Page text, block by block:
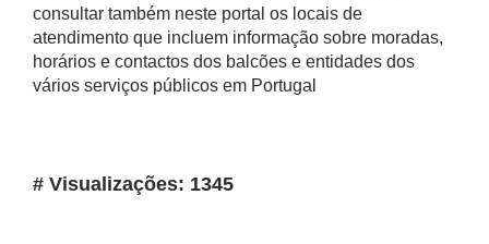
consultar também neste portal os locais de
atendimento que incluem informação sobre moradas,
horários e contactos dos balcões e entidades dos
vários serviços públicos em Portugal
# Visualizações: 1345